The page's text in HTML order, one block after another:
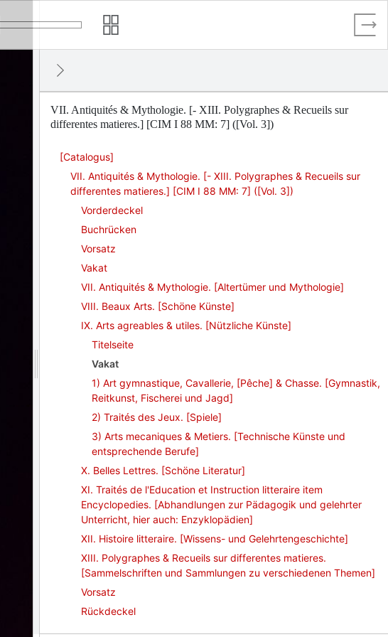
VII. Antiquités & Mythologie. [- XIII. Polygraphes & Recueils sur
differentes matieres.] [CIM I 88 MM: 7] ([Vol. 3])
[Catalogus]
VII. Antiquités & Mythologie. [- XIII. Polygraphes & Recueils sur
differentes matieres.] [CIM I 88 MM: 7] ([Vol. 3])
Vorderdeckel
Buchrücken
Vorsatz
Vakat
VII. Antiquités & Mythologie. [Altertümer und Mythologie]
VIII. Beaux Arts. [Schöne Künste]
IX. Arts agreables & utiles. [Nützliche Künste]
Titelseite
Vakat
1) Art gymnastique, Cavallerie, [Pêche] & Chasse. [Gymnastik,
Reitkunst, Fischerei und Jagd]
2) Traités des Jeux. [Spiele]
3) Arts mecaniques & Metiers. [Technische Künste und
entsprechende Berufe]
X. Belles Lettres. [Schöne Literatur]
XI. Traités de l'Education et Instruction litteraire item
Encyclopedies. [Abhandlungen zur Pädagogik und gelehrter
Unterricht, hier auch: Enzyklopädien]
XII. Histoire litteraire. [Wissens- und Gelehrtengeschichte]
XIII. Polygraphes & Recueils sur differentes matieres.
[Sammelschriften und Sammlungen zu verschiedenen Themen]
Vorsatz
Rückdeckel